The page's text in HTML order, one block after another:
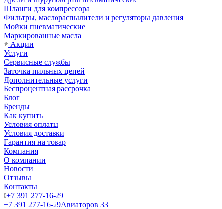
Шланги для компрессора
Фильтры, маслораспылители и регуляторы давления
Мойки пневматические
Маркированные масла
Акции
Услуги
Сервисные службы
Заточка пильных цепей
Дополнительные услуги
Беспроцентная рассрочка
Блог
Бренды
Как купить
Условия оплаты
Условия доставки
Гарантия на товар
Компания
О компании
Новости
Отзывы
Контакты
+7 391 277-16-29
+7 391 277-16-29Авиаторов 33